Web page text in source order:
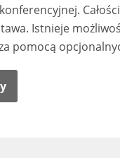
Istnieje
pomocą